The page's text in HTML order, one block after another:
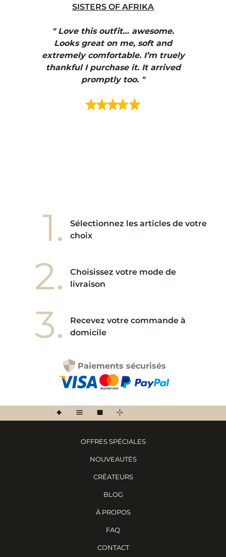
SISTERS OF AFRIKA
" Love this outfit… awesome.
Looks great on me, soft and
extremely comfortable. I’m truely
thankful I purchase it. It arrived
promptly too. "
1.
Sélectionnez les articles de votre
choix
2.
Choisissez votre mode de
livraison
3.
Recevez votre commande à
domicile
Paiements sécurisés
OFFRES SPÉCIALES
NOUVEAUTÉS
CRÉATEURS
BLOG
À PROPOS
FAQ
CONTACT